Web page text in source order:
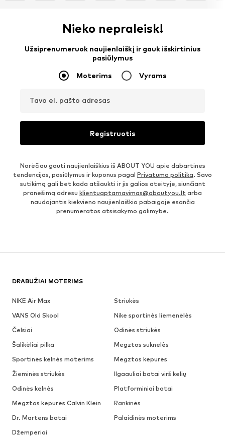
Nieko nepraleisk!
Užsiprenumeruok naujienlaiškį ir gauk išskirtinius
pasiūlymus
Moterims Vyrams
Tavo el. pašto adresas
Registruotis
Norėčiau gauti naujienlaiškius iš ABOUT YOU apie dabartines
tendencijas, pasiūlymus ir kuponus pagal Privatumo politika. Savo
sutikimą gali bet kada atšaukti ir jis galios ateityje, siunčiant
pranešimą adresu klientuaptarnavimas@aboutyou.lt arba
naudojantis kiekvieno naujienlaiškio pabaigoje esančia
prenumeratos atsisakymo galimybe.
DRABUŽIAI MOTERIMS
NIKE Air Max
Striukės
VANS Old Skool
Nike sportinės liemenėlės
Čelsiai
Odinės striukės
Šalikėliai pilka
Megztos suknelės
Sportinės kelnės moterims
Megztos kepurės
Žieminės striukės
Ilgaauliai batai virš kelių
Odinės kelnės
Platforminiai batai
Megztos kepurės Calvin Klein
Rankinės
Dr. Martens batai
Palaidinės moterims
Džemperiai